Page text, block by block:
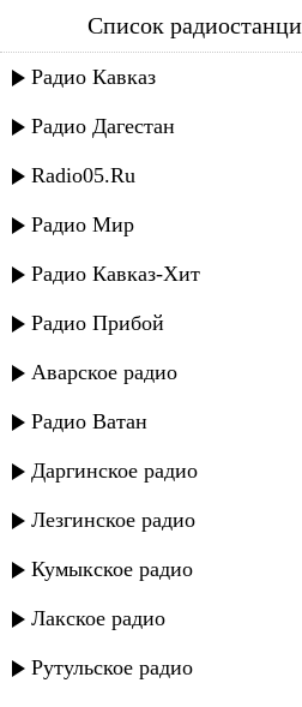
зарема гаджиева и
магомедов
Список
Радио Кавказ
Радио Дагестан
Radio05.Ru
Радио Мир
Радио Кавказ-Хит
Радио Прибой
Аварское радио
Радио Ватан
Даргинское радио
Лезгинское радио
Кумыкское радио
Лакское радио
Рутульское радио
Зарема Гаджиева и
Зарема Гаджиева и
Зарема Магомедова и
Зарема Гаджиева - Хэй,
Зарема Магомедова -
Зарема Магомедова и